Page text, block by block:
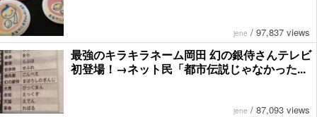
jene / 97,837 views
最強のキラキラネーム岡田 幻の銀侍さんテレビ
初登場！→ネット民「都市伝説じゃなかった...
jene / 87,093 views